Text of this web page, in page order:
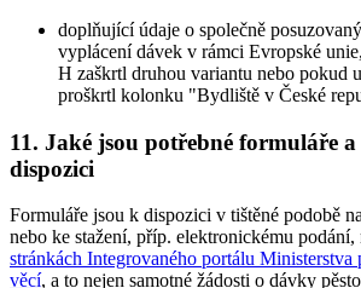
doplňující údaje o společně
vyplácení dávek v rámci Evropské
H zaškrtl druhou variantu nebo pokud
proškrtl kolonku "Bydliště v České
11. Jaké jsou potřebné formuláře
dispozici
Formuláře jsou k dispozici v tištěné podobě
nebo ke stažení, příp. elektronickému podání,
stránkách Integrovaného portálu Ministerstva
věcí, a to nejen samotné žádosti o dávky